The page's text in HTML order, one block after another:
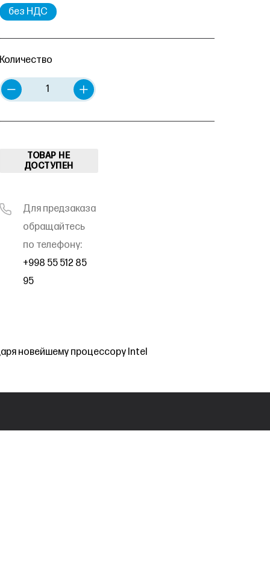
без НДС
Количество
ТОВАР НЕ
ДОСТУПЕН
Для предзаказа
обращайтесь
по телефону:
+998 55 512 85
95
новейшему процессору Intel